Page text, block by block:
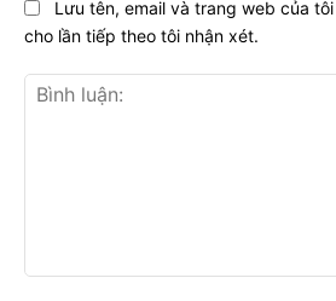
Lưu tên, email và trang web của
cho lần tiếp theo tôi nhận xét.